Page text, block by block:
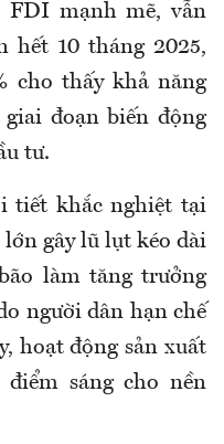
FDI mạnh mẽ, vẫn
10 tháng 2025,
cho thấy khả năng
đoạn biến động
tư.
tiết khắc nghiệt tại
gây lũ lụt kéo dài
làm tăng trưởng
người dân hạn chế
hoạt động sản xuất
sáng cho nền